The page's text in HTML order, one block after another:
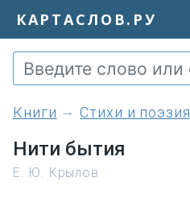
КАРТАСЛОВ.РУ
книги Стихи и поэзия
Нити бытия
Е. Ю. Крылов